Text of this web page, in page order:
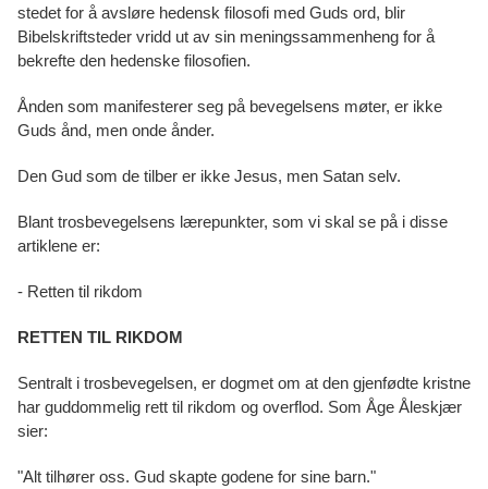
stedet for å avsløre hedensk filosofi med Guds ord, blir
Bibelskriftsteder vridd ut av sin meningssammenheng for å
bekrefte den hedenske filosofien.
Ånden som manifesterer seg på bevegelsens møter, er ikke
Guds ånd, men onde ånder.
Den Gud som de tilber er ikke Jesus, men Satan selv.
Blant trosbevegelsens lærepunkter, som vi skal se på i disse
artiklene er:
- Retten til rikdom
RETTEN TIL RIKDOM
Sentralt i trosbevegelsen, er dogmet om at den gjenfødte kristne
har guddommelig rett til rikdom og overflod. Som Åge Åleskjær
sier:
"Alt tilhører oss. Gud skapte godene for sine barn."